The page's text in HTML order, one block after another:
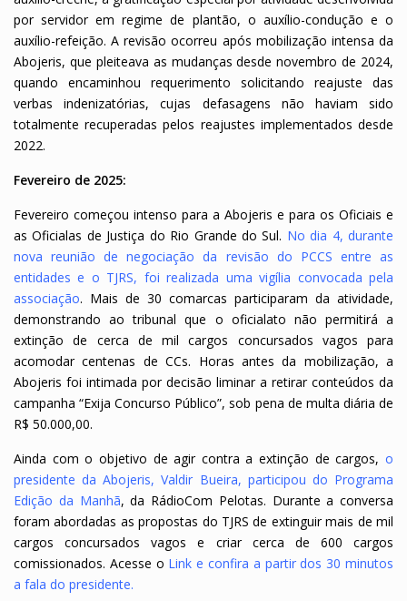
por servidor em regime de plantão, o auxílio-condução e o
auxílio-refeição. A revisão ocorreu após mobilização intensa da
Abojeris, que pleiteava as mudanças desde novembro de 2024,
quando encaminhou requerimento solicitando reajuste das
verbas indenizatórias, cujas defasagens não haviam sido
totalmente recuperadas pelos reajustes implementados desde
2022.
Fevereiro de 2025:
Fevereiro começou intenso para a Abojeris e para os Oficiais e
as Oficialas de Justiça do Rio Grande do Sul. No dia 4, durante
nova reunião de negociação da revisão do PCCS entre as
entidades e o TJRS, foi realizada uma vigília convocada pela
associação. Mais de 30 comarcas participaram da atividade,
demonstrando ao tribunal que o oficialato não permitirá a
extinção de cerca de mil cargos concursados vagos para
acomodar centenas de CCs. Horas antes da mobilização, a
Abojeris foi intimada por decisão liminar a retirar conteúdos da
campanha “Exija Concurso Público”, sob pena de multa diária de
R$ 50.000,00.
Ainda com o objetivo de agir contra a extinção de cargos, o
presidente da Abojeris, Valdir Bueira, participou do Programa
Edição da Manhã, da RádioCom Pelotas. Durante a conversa
foram abordadas as propostas do TJRS de extinguir mais de mil
cargos concursados vagos e criar cerca de 600 cargos
comissionados. Acesse o Link e confira a partir dos 30 minutos
a fala do presidente.